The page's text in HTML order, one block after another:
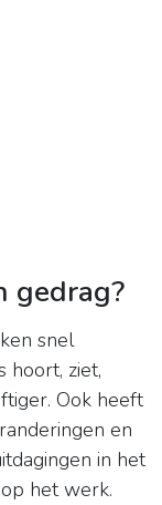
gedrag?
snel
hoort, ziet,
Ook heeft
en
in het
het werk.